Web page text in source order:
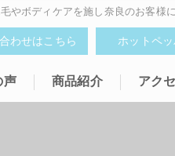
やボディケアを施し奈良のお客様
わせはこちら ホットペ
声 商品紹介 アク